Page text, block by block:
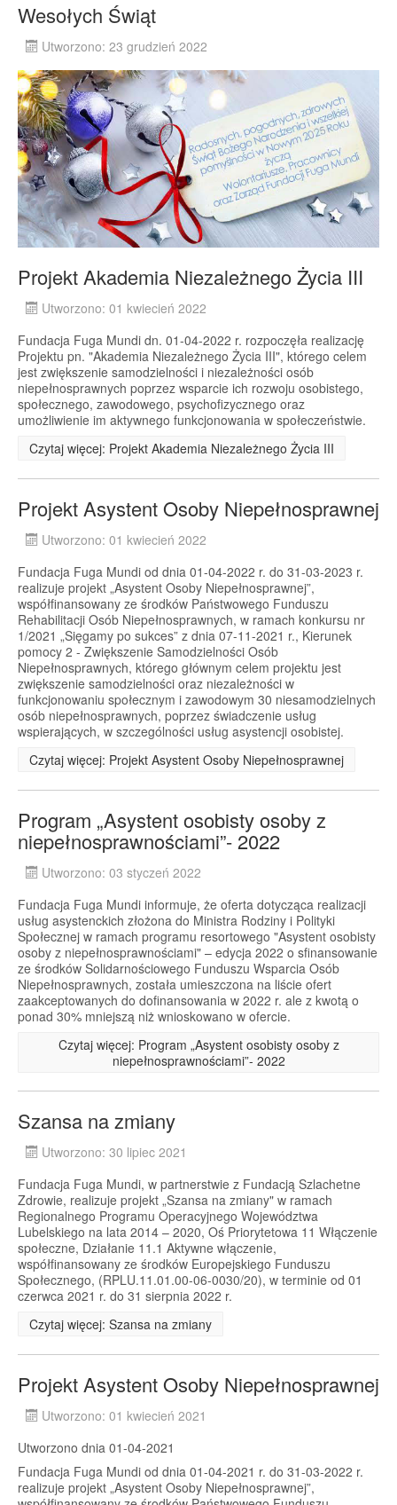
Wesołych Świąt
Utworzono: 23 grudzień 2022
Projekt Akademia Niezależnego Życia III
Utworzono: 01 kwiecień 2022
Fundacja Fuga Mundi dn. 01-04-2022 r. rozpoczęła realizację
Projektu pn. "Akademia Niezależnego Życia III", którego celem
jest zwiększenie samodzielności i niezależności osób
niepełnosprawnych poprzez wsparcie ich rozwoju osobistego,
społecznego, zawodowego, psychofizycznego oraz
umożliwienie im aktywnego funkcjonowania w społeczeństwie.
Czytaj więcej: Projekt Akademia Niezależnego Życia III
Projekt Asystent Osoby Niepełnosprawnej
Utworzono: 01 kwiecień 2022
Fundacja Fuga Mundi od dnia 01-04-2022 r. do 31-03-2023 r.
realizuje projekt „Asystent Osoby Niepełnosprawnej”,
współfinansowany ze środków Państwowego Funduszu
Rehabilitacji Osób Niepełnosprawnych, w ramach konkursu nr
1/2021 „Sięgamy po sukces” z dnia 07-11-2021 r., Kierunek
pomocy 2 - Zwiększenie Samodzielności Osób
Niepełnosprawnych, którego głównym celem projektu jest
zwiększenie samodzielności oraz niezależności w
funkcjonowaniu społecznym i zawodowym 30 niesamodzielnych
osób niepełnosprawnych, poprzez świadczenie usług
wspierających, w szczególności usług asystencji osobistej.
Czytaj więcej: Projekt Asystent Osoby Niepełnosprawnej
Program „Asystent osobisty osoby z
niepełnosprawnościami”- 2022
Utworzono: 03 styczeń 2022
Fundacja Fuga Mundi informuje, że oferta dotycząca realizacji
usług asystenckich złożona do Ministra Rodziny i Polityki
Społecznej w ramach programu resortowego "Asystent osobisty
osoby z niepełnosprawnościami" – edycja 2022 o sfinansowanie
ze środków Solidarnościowego Funduszu Wsparcia Osób
Niepełnosprawnych, została umieszczona na liście ofert
zaakceptowanych do dofinansowania w 2022 r. ale z kwotą o
ponad 30% mniejszą niż wnioskowano w ofercie.
Czytaj więcej: Program „Asystent osobisty osoby z
niepełnosprawnościami”- 2022
Szansa na zmiany
Utworzono: 30 lipiec 2021
Fundacja Fuga Mundi, w partnerstwie z Fundacją Szlachetne
Zdrowie, realizuje projekt „Szansa na zmiany" w ramach
Regionalnego Programu Operacyjnego Województwa
Lubelskiego na lata 2014 – 2020, Oś Priorytetowa 11 Włączenie
społeczne, Działanie 11.1 Aktywne włączenie,
współfinansowany ze środków Europejskiego Funduszu
Społecznego, (RPLU.11.01.00-06-0030/20), w terminie od 01
czerwca 2021 r. do 31 sierpnia 2022 r.
Czytaj więcej: Szansa na zmiany
Projekt Asystent Osoby Niepełnosprawnej
Utworzono: 01 kwiecień 2021
Utworzono dnia 01-04-2021
Fundacja Fuga Mundi od dnia 01-04-2021 r. do 31-03-2022 r.
realizuje projekt „Asystent Osoby Niepełnosprawnej”,